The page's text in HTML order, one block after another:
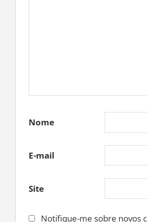
Nome
E-mail
Site
Notifique-me sobre novos